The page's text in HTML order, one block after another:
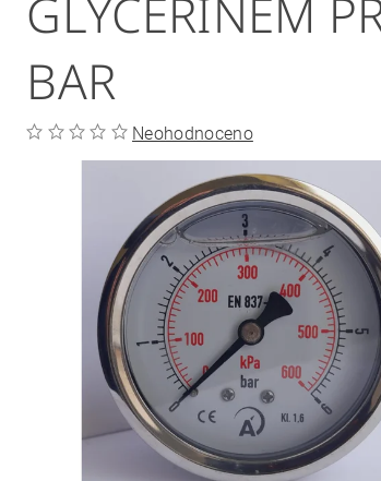
GLYCERINEM
BAR
Neohodnoceno